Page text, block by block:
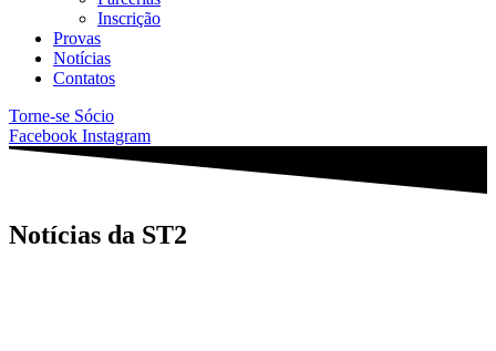
Inscrição
Provas
Notícias
Contatos
Torne-se Sócio
Facebook Instagram
Notícias da ST2